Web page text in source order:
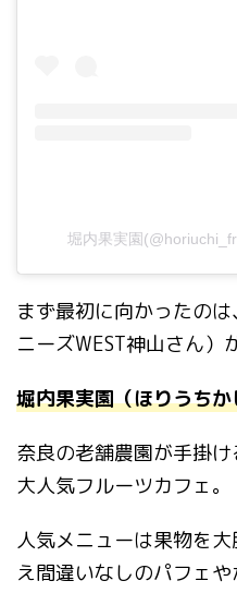
堀内果実園
まず最初に向かったの
ニーズWEST神山さん）
堀内果実園（ほりうち
奈良の老舗農園が手掛
大人気フルーツカフェ。
人気メニューは果物を
え間違いなしのパフェや